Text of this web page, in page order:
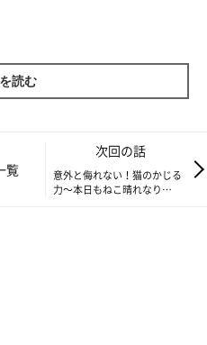
モフしていたのであまりわから
ったのですよ(・ω・)b
も大きかった。
さい手足が付いている････
読む
覧
次回の話
意外と侮れない！猫のかじる
力～本日もねこ晴れなり